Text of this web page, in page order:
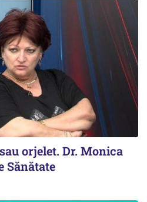
orjelet. Dr. Monica
Sănătate